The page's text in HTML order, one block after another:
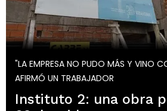
"LA EMPRESA NO PUDO MÁS Y VINO
AFIRMÓ UN TRABAJADOR
Instituto 2: una obra